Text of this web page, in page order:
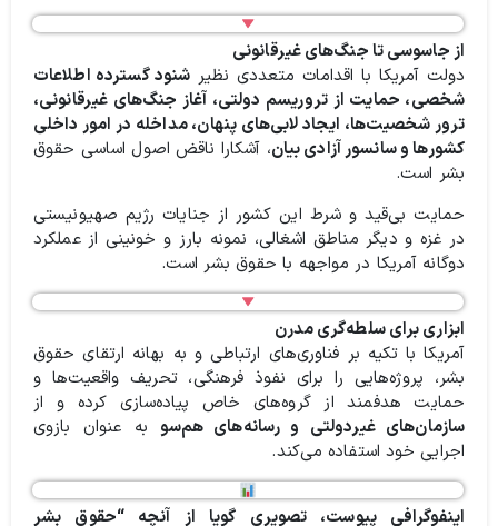
از جاسوسی تا جنگ‌های غیرقانونی
دولت آمریکا با اقدامات متعددی نظیر شنود گسترده اطلاعات
شخصی، حمایت از تروریسم دولتی، آغاز جنگ‌های غیرقانونی،
ترور شخصیت‌ها، ایجاد لابی‌های پنهان، مداخله در امور داخلی
کشورها و سانسور آزادی بیان، آشکارا ناقض اصول اساسی حقوق
بشر است.
حمایت بی‌قید و شرط این کشور از جنایات رژیم صهیونیستی
در غزه و دیگر مناطق اشغالی، نمونه بارز و خونینی از عملکرد
دوگانه آمریکا در مواجهه با حقوق بشر است.
ابزاری برای سلطه‌گری مدرن
آمریکا با تکیه بر فناوری‌های ارتباطی و به بهانه ارتقای حقوق
بشر، پروژه‌هایی را برای نفوذ فرهنگی، تحریف واقعیت‌ها و
حمایت هدفمند از گروه‌های خاص پیاده‌سازی کرده و از
سازمان‌های غیردولتی و رسانه‌های هم‌سوبه عنوان بازوی
اجرایی خود استفاده می‌کند.
اینفوگرافی پیوست، تصویری گویا از آنچه “حقوق بشر